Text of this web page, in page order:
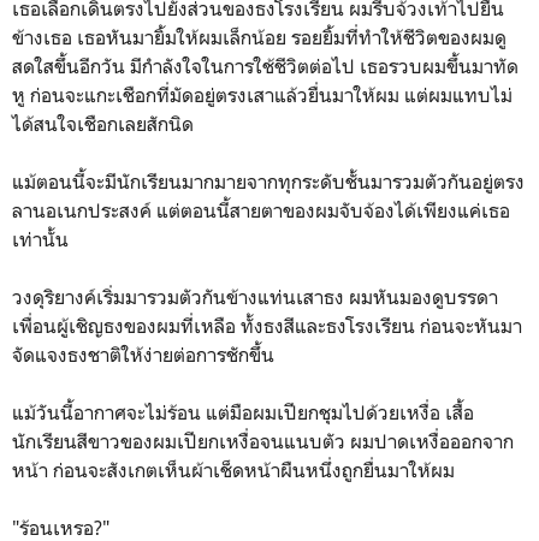
เธอเลือกเดินตรงไปยังส่วนของธงโรงเรียน ผมรีบจ้วงเท้าไปยืน
ข้างเธอ เธอหันมายิ้มให้ผมเล็กน้อย รอยยิ้มที่ทำให้ชีวิตของผมดู
สดใสขึ้นอีกวัน มีกำลังใจในการใช้ชีวิตต่อไป เธอรวบผมขึ้นมาทัด
หู ก่อนจะแกะเชือกที่มัดอยู่ตรงเสาแล้วยื่นมาให้ผม แต่ผมแทบไม่
ได้สนใจเชือกเลยสักนิด
แม้ตอนนี้จะมีนักเรียนมากมายจากทุกระดับชั้นมารวมตัวกันอยู่ตรง
ลานอเนกประสงค์ แต่ตอนนี้สายตาของผมจับจ้องได้เพียงแค่เธอ
เท่านั้น
วงดุริยางค์เริ่มมารวมตัวกันข้างแท่นเสาธง ผมหันมองดูบรรดา
เพื่อนผู้เชิญธงของผมที่เหลือ ทั้งธงสีและธงโรงเรียน ก่อนจะหันมา
จัดแจงธงชาติให้ง่ายต่อการชักขึ้น
แม้วันนี้อากาศจะไม่ร้อน แต่มือผมเปียกชุมไปด้วยเหงื่อ เสื้อ
นักเรียนสีขาวของผมเปียกเหงื่อจนแนบตัว ผมปาดเหงื่อออกจาก
หน้า ก่อนจะสังเกตเห็นผ้าเช็ดหน้าผืนหนึ่งถูกยื่นมาให้ผม
"ร้อนเหรอ?"